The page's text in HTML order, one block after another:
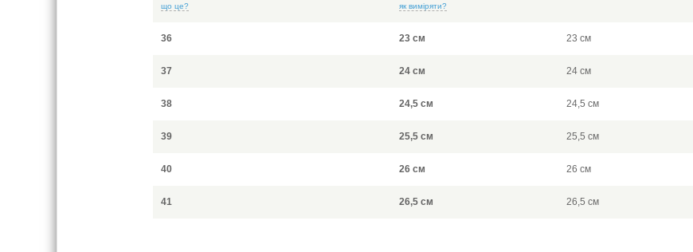
що це? як виміряти?
36 23 см 23 см
37 24 см 24 см
38 24,5 см 24,5 см
39 25,5 см 25,5 см
40 26 см 26 см
41 26,5 см 26,5 см